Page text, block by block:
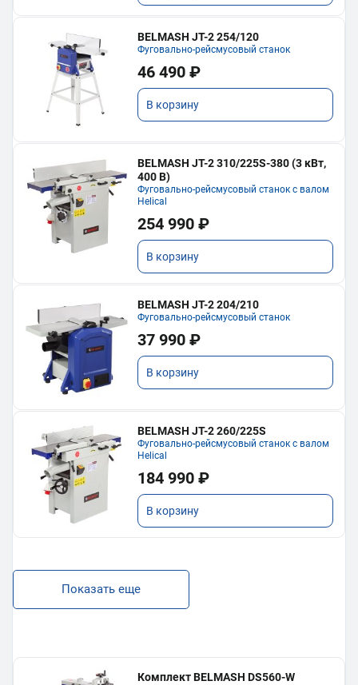
BELMASH JT-2 254/120
Фуговально-рейсмусовый станок
46 490 ₽
В корзину
BELMASH JT-2 310/225S-380 (3 кВт,
400 В)
Фуговально-рейсмусовый станок с валом
Helical
254 990 ₽
В корзину
BELMASH JT-2 204/210
Фуговально-рейсмусовый станок
37 990 ₽
В корзину
BELMASH JT-2 260/225S
Фуговально-рейсмусовый станок с валом
Helical
184 990 ₽
В корзину
Показать еще
Комплект BELMASH DS560-W